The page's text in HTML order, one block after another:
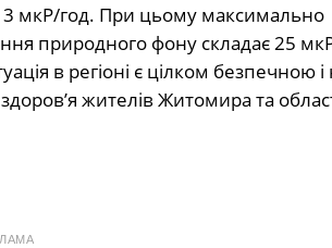
мкР/год. При цьому максимально
природного фону складає 25
в регіоні є цілком безпечною і
жителів Житомира та